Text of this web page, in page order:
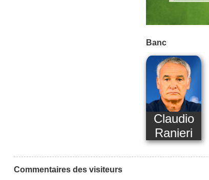
Banc
Claudio
Ranieri
Commentaires des visiteurs